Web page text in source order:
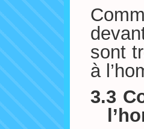
sont
à
3.3